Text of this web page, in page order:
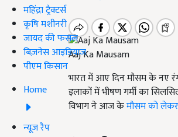
महिंद्रा ट्रैक्टर्स
कृषि मशीनरी
जायद की फसल
बिज़नेस आइडियाज
पीएम किसान
Home
न्यूज़ रैप
Aaj Ka Mausam
भारत में आए दिन मौसम के नए
इलाकों में भीषण गर्मी का
विभाग ने आज केमौसम को